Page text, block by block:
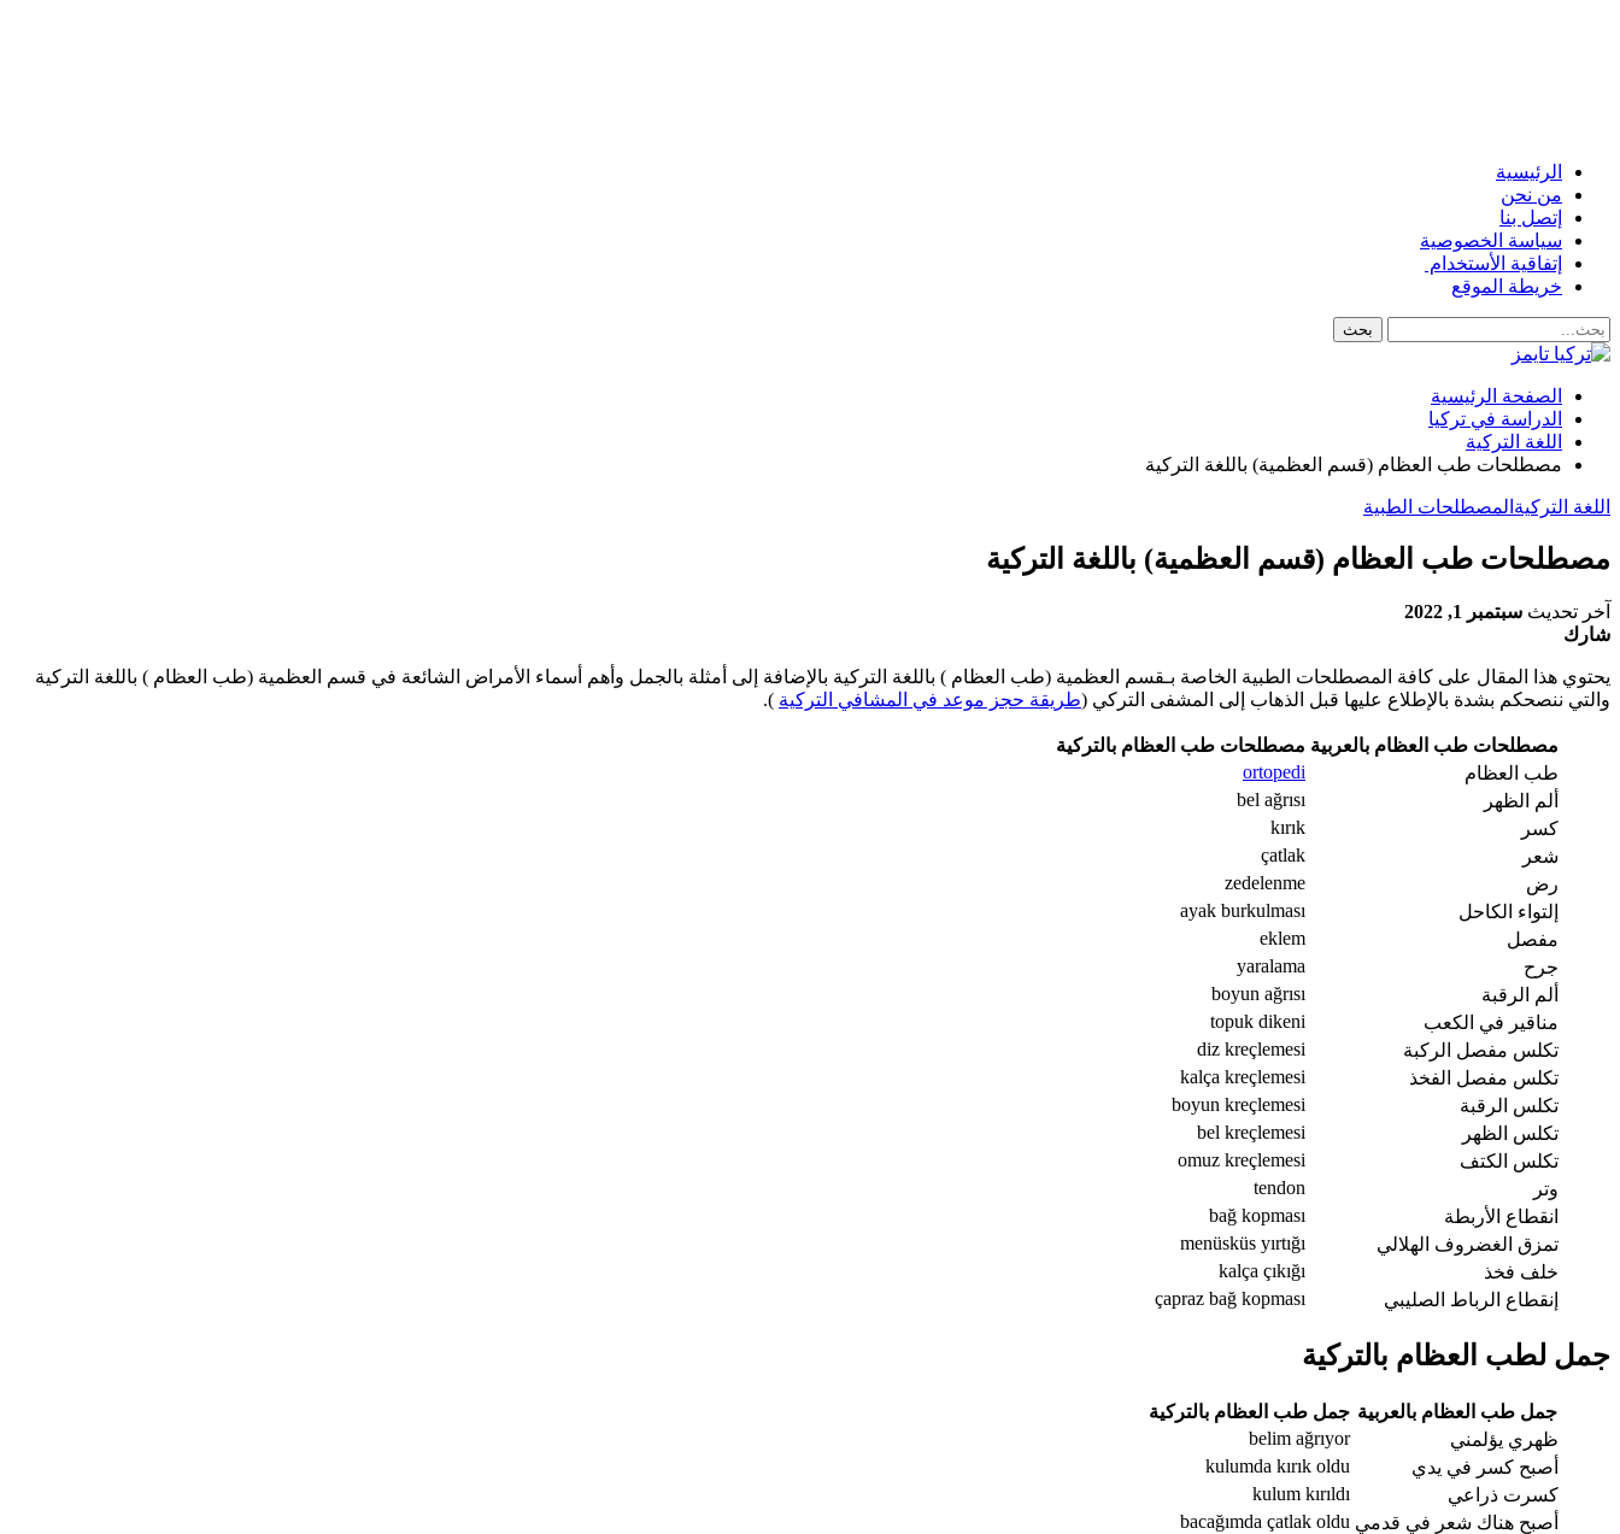
الرئيسية
من نحن
إتصل بنا
سياسة الخصوصية
إتفاقية الأستخدام
خريطة الموقع
الصفحة الرئيسية
الدراسة في تركيا
اللغة التركية
مصطلحات طب العظام (قسم العظمية) باللغة التركية
اللغة التركية المصطلحات الطبية
مصطلحات طب العظام (قسم العظمية) باللغة التركية
آخر تحديث سبتمبر 1, 2022
شارك
يحتوي هذا المقال على كافة المصطلحات الطبية الخاصة بـقسم العظمية (طب العظام ) باللغة التركية بالإضافة إلى أمثلة بالجمل وأهم أسماء الأمراض الشائعة في قسم العظمية (طب العظام ) باللغة التركية
والتي ننصحكم بشدة بالإطلاع عليها قبل الذهاب إلى المشفى التركي (طريقة حجز موعد في المشافي التركية ).
مصطلحات طب العظام بالعربية مصطلحات طب العظام بالتركية
طب العظام
ortopedi
ألم الظهر
bel ağrısı
كسر
kırık
شعر
çatlak
رض
zedelenme
إلتواء الكاحل
ayak burkulması
مفصل
eklem
جرح
yaralama
ألم الرقبة
boyun ağrısı
مناقير في الكعب
topuk dikeni
تكلس مفصل الركبة
diz kreçlemesi
تكلس مفصل الفخذ
kalça kreçlemesi
تكلس الرقبة
boyun kreçlemesi
تكلس الظهر
bel kreçlemesi
تكلس الكتف
omuz kreçlemesi
وتر
tendon
انقطاع الأربطة
bağ kopması
تمزق الغضروف الهلالي
menüsküs yırtığı
خلف فخذ
kalça çıkığı
إنقطاع الرباط الصليبي
çapraz bağ kopması
جمل لطب العظام بالتركية
جمل طب العظام بالعربية جمل طب العظام بالتركية
ظهري يؤلمني
belim ağrıyor
أصبح كسر في يدي
kulumda kırık oldu
كسرت ذراعي
kulum kırıldı
أصبح هناك شعر في قدمي bacağımda çatlak oldu